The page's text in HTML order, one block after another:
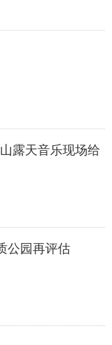
露天音乐现场给
公园再评估